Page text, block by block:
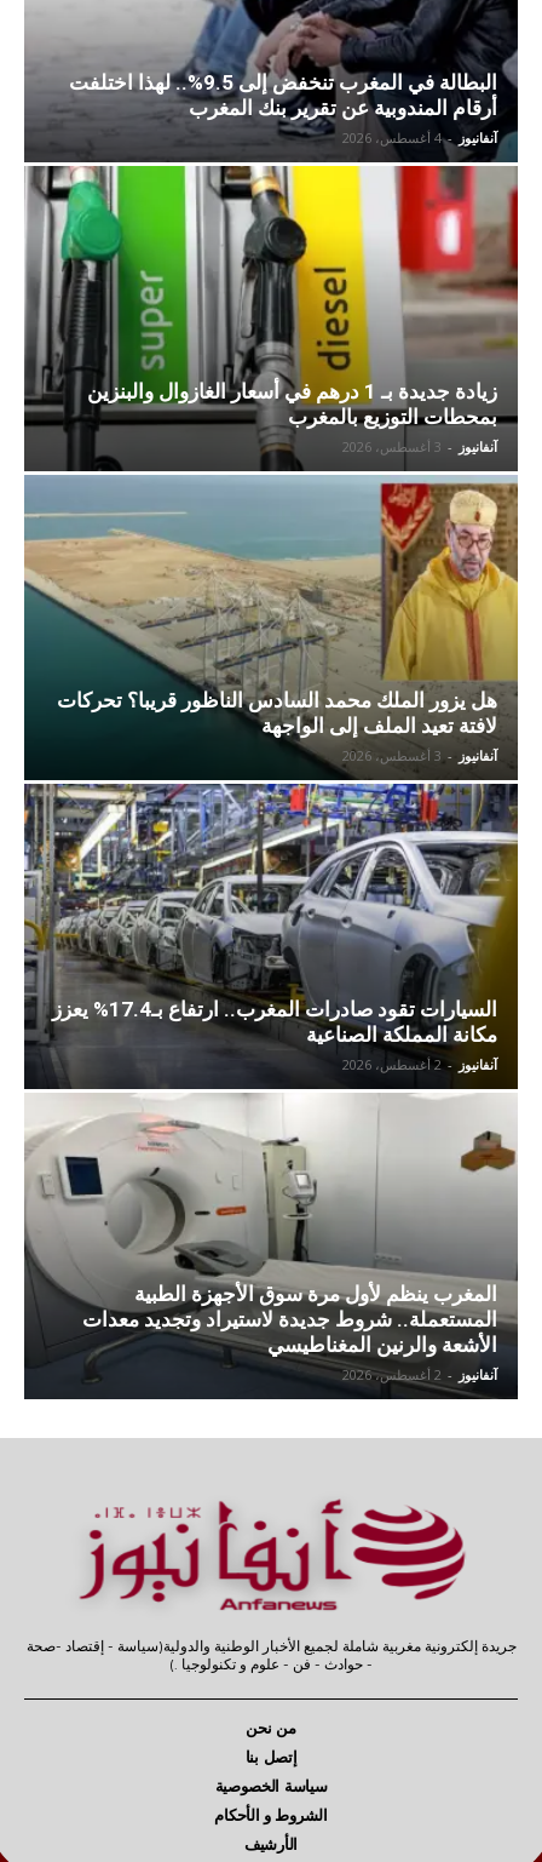
البطالة في المغرب تنخفض إلى 9.5%.. لهذا اختلفت
أرقام المندوبية عن تقرير بنك المغرب
آنفانيوز - 4 أغسطس، 2026
زيادة جديدة بـ 1 درهم في أسعار الغازوال والبنزين
بمحطات التوزيع بالمغرب
آنفانيوز - 3 أغسطس، 2026
هل يزور الملك محمد السادس الناظور قريبا؟ تحركات
لافتة تعيد الملف إلى الواجهة
آنفانيوز - 3 أغسطس، 2026
السيارات تقود صادرات المغرب.. ارتفاع بـ17.4% يعزز
مكانة المملكة الصناعية
آنفانيوز - 2 أغسطس، 2026
المغرب ينظم لأول مرة سوق الأجهزة الطبية
المستعملة.. شروط جديدة لاستيراد وتجديد معدات
الأشعة والرنين المغناطيسي
آنفانيوز - 2 أغسطس، 2026
جريدة إلكترونية مغربية شاملة لجميع الأخبار الوطنية والدولية(سياسة - إقتصاد -صحة
- حوادث - فن - علوم و تكنولوجيا .)
من نحن
إتصل بنا
سياسة الخصوصية
الشروط و الأحكام
الأرشيف